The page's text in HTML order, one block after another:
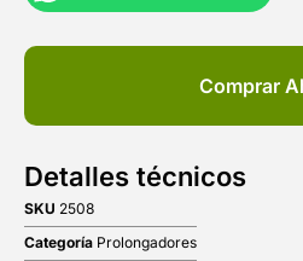
Comprar
Detalles técnicos
SKU 2508
Categoría Prolongadores